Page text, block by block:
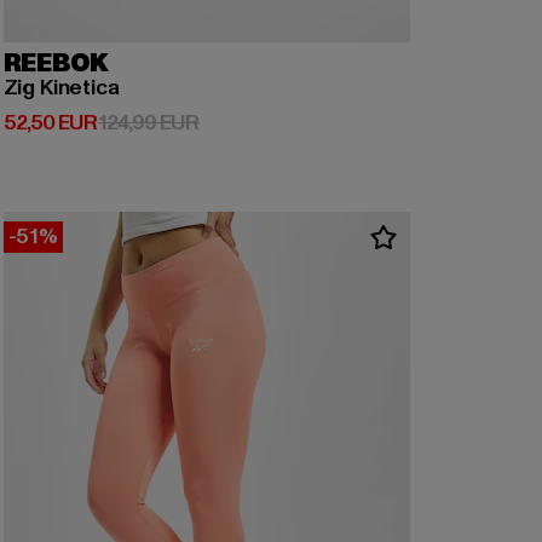
REEBOK
Zig Kinetica
52,50 EUR
Derzeitiger Preis: 52,50 EUR
124,99 EURAktionspreis: 124,99 EUR
-51%